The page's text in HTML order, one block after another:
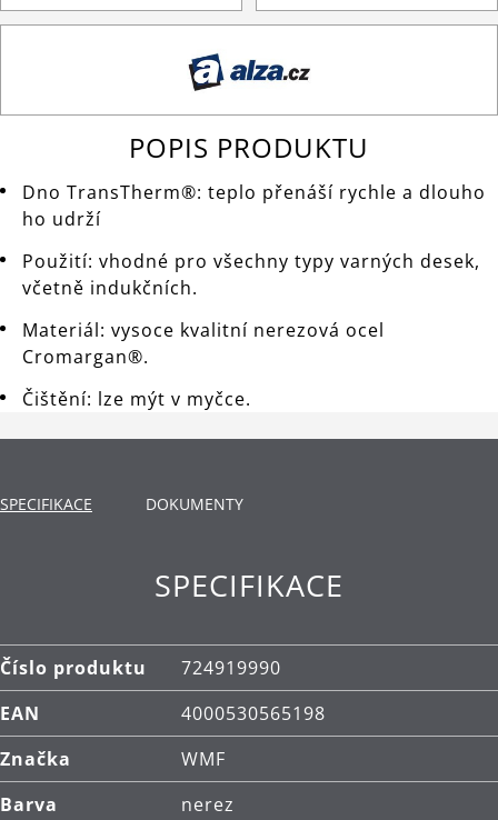
POPIS PRODUKTU
Dno TransTherm®: teplo přenáší rychle a dlouho
ho udrží
Použití: vhodné pro všechny typy varných desek,
včetně indukčních.
Materiál: vysoce kvalitní nerezová ocel
Cromargan®.
Čištění: lze mýt v myčce.
SPECIFIKACE DOKUMENTY
SPECIFIKACE
Číslo produktu
724919990
EAN
4000530565198
Značka
WMF
Barva
nerez